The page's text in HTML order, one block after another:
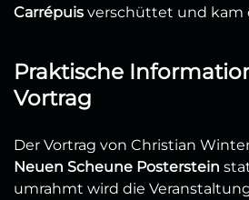
Carrépuis verschüttet und kam
Praktische
Vortrag
Der Vortrag von Christian
Neuen Scheune Posterstein
umrahmt wird die